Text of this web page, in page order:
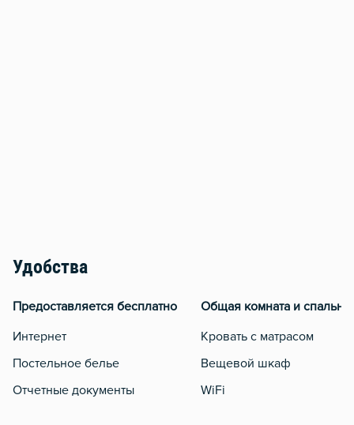
Удобства
Предоставляется бесплатно
Интернет
Постельное белье
Отчетные документы
Общая комната и спальня
Кровать с матрасом
Вещевой шкаф
WiFi